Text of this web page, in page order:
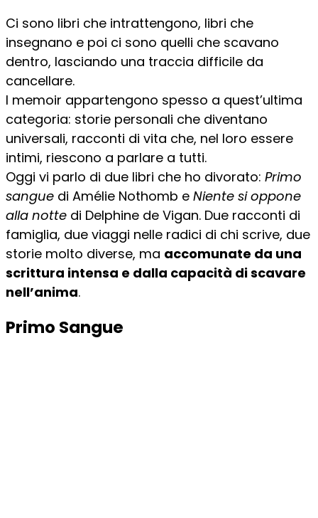
Ci sono libri che intrattengono, libri che
insegnano e poi ci sono quelli che scavano
dentro, lasciando una traccia difficile da
cancellare.
I memoir appartengono spesso a quest’ultima
categoria: storie personali che diventano
universali, racconti di vita che, nel loro essere
intimi, riescono a parlare a tutti.
Oggi vi parlo di due libri che ho divorato: Primo
sangue di Amélie Nothomb e Niente si oppone
alla notte di Delphine de Vigan. Due racconti di
famiglia, due viaggi nelle radici di chi scrive, due
storie molto diverse, ma accomunate da una
scrittura intensa e dalla capacità di scavare
nell’anima.
Primo Sangue